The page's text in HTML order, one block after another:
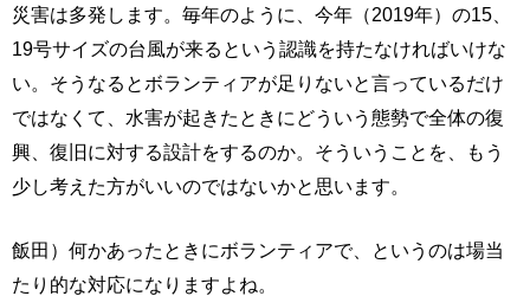
災害は多発します。毎年のように、今年（2019年）の15、
19号サイズの台風が来るという認識を持たなければいけな
い。そうなるとボランティアが足りないと言っているだけ
ではなくて、水害が起きたときにどういう態勢で全体の復
興、復旧に対する設計をするのか。そういうことを、もう
少し考えた方がいいのではないかと思います。
飯田）何かあったときにボランティアで、というのは場当
たり的な対応になりますよね。